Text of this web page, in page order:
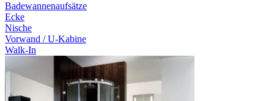
Badewannenaufsätze
Ecke
Nische
Vorwand / U-Kabine
Walk-In